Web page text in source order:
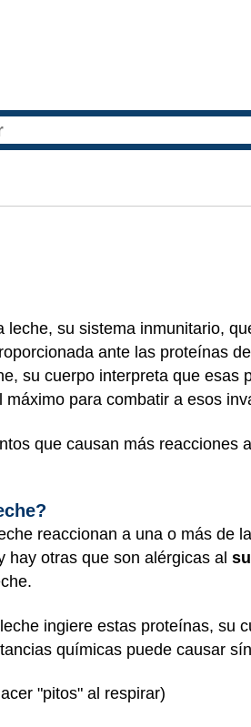
su sistema inmunitario,
ante las proteínas
su cuerpo interpreta que esas
para combatir a esos
que causan más reacciones
reaccionan a una o más de
hay otras que son alérgicas al
ingiere estas proteínas, su
químicas puede causar
"pitos" al respirar)